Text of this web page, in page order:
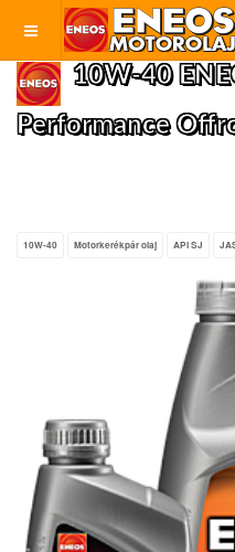
10W-40
Performance
10W-40 Motorkerékpár olaj API SJ